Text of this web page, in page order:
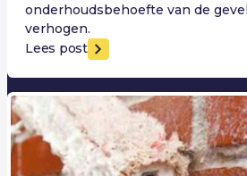
onderhoudsbehoefte van de
verhogen.
Lees post